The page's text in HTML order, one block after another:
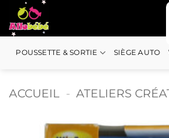
Passer
au
contenu
POUSSETTE & SORTIE SIÈGE AUTO
ACCUEIL - ATELIERS